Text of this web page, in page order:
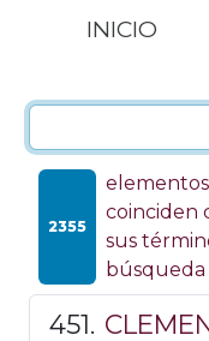
INICIO
2355
coinciden
sus
búsqueda